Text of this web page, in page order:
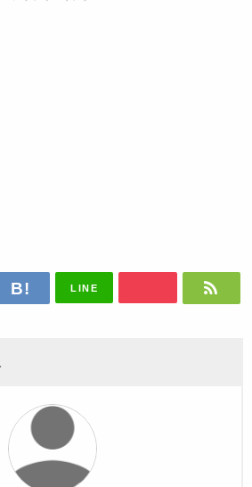
LINE